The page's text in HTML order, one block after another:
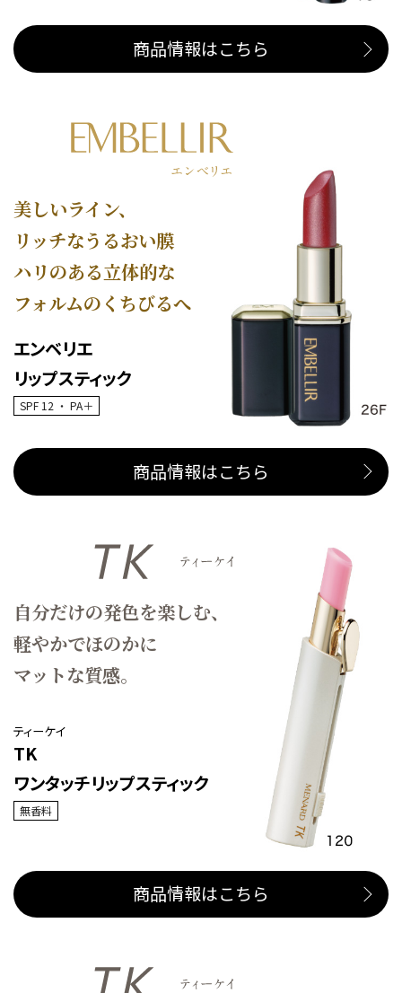
商品情報はこちら
美しいライン、
リッチなうるおい膜
ハリのある立体的な
フォルムのくちびるへ
エンベリエ
リップスティック
SPF 12 ・ PA＋
商品情報はこちら
自分だけの発色を楽しむ、
軽やかでほのかに
マットな質感。
ティーケイ
TK
ワンタッチリップスティック
無香料
商品情報はこちら